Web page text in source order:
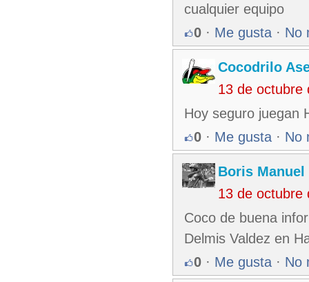
cualquier equipo
0 · Me gusta · No
Cocodrilo
13 de octubre
Hoy seguro juegan
0 · Me gusta · No
Boris Manuel
13 de octubre
Coco de buena
Delmis Valdez en
0 · Me gusta · No